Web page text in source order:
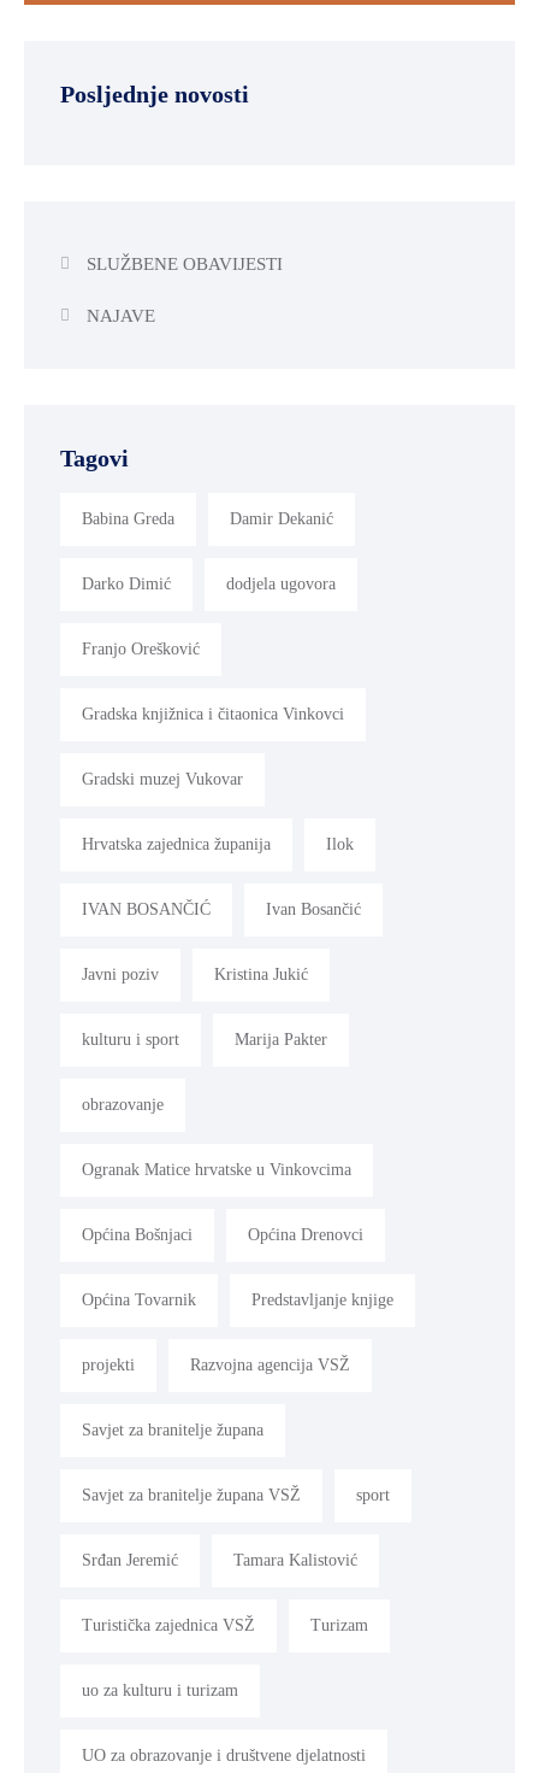
Posljednje novosti
SLUŽBENE OBAVIJESTI
NAJAVE
Tagovi
Babina Greda Damir Dekanić
Darko Dimić dodjela ugovora
Franjo Orešković
Gradska knjižnica i čitaonica Vinkovci
Gradski muzej Vukovar
Hrvatska zajednica županija Ilok
IVAN BOSANČIĆ Ivan Bosančić
Javni poziv Kristina Jukić
kulturu i sport Marija Pakter
obrazovanje
Ogranak Matice hrvatske u Vinkovcima
Općina Bošnjaci Općina Drenovci
Općina Tovarnik Predstavljanje knjige
projekti Razvojna agencija VSŽ
Savjet za branitelje župana
Savjet za branitelje župana VSŽ sport
Srđan Jeremić Tamara Kalistović
Turistička zajednica VSŽ Turizam
uo za kulturu i turizam
UO za obrazovanje i društvene djelatnosti